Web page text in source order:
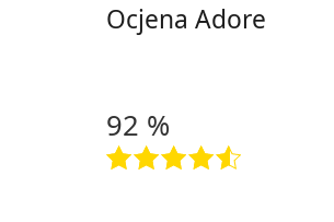
Ocjena Adore
92 %